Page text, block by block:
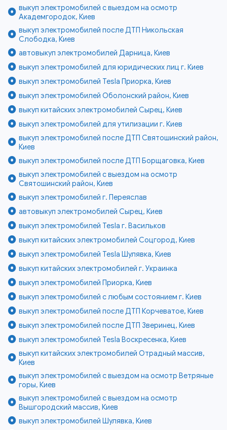
выкуп электромобилей с выездом на осмотр
Академгородок, Киев
выкуп электромобилей после ДТП Никольская
Слободка, Киев
автовыкуп электромобилей Дарница, Киев
выкуп электромобилей для юридических лиц г. Киев
выкуп электромобилей Tesla Приорка, Киев
выкуп электромобилей Оболонский район, Киев
выкуп китайских электромобилей Сырец, Киев
выкуп электромобилей для утилизации г. Киев
выкуп электромобилей после ДТП Святошинский район,
Киев
выкуп электромобилей после ДТП Борщаговка, Киев
выкуп электромобилей с выездом на осмотр
Святошинский район, Киев
выкуп электромобилей г. Переяслав
автовыкуп электромобилей Сырец, Киев
выкуп электромобилей Tesla г. Васильков
выкуп китайских электромобилей Соцгород, Киев
выкуп электромобилей Tesla Шулявка, Киев
выкуп китайских электромобилей г. Украинка
выкуп электромобилей Приорка, Киев
выкуп электромобилей с любым состоянием г. Киев
выкуп электромобилей после ДТП Корчеватое, Киев
выкуп электромобилей после ДТП Зверинец, Киев
выкуп электромобилей Tesla Воскресенка, Киев
выкуп китайских электромобилей Отрадный массив,
Киев
выкуп электромобилей с выездом на осмотр Ветряные
горы, Киев
выкуп электромобилей с выездом на осмотр
Вышгородский массив, Киев
выкуп электромобилей Шулявка, Киев